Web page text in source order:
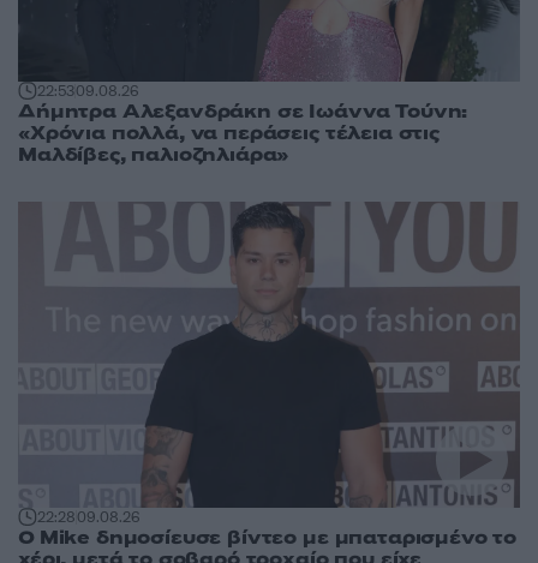
22:5309.08.26
Δήμητρα Αλεξανδράκη σε Ιωάννα Τούνη:
«Χρόνια πολλά, να περάσεις τέλεια στις
Μαλδίβες, παλιοζηλιάρα»
22:2809.08.26
O Mike δημοσίευσε βίντεο με μπαταρισμένο το